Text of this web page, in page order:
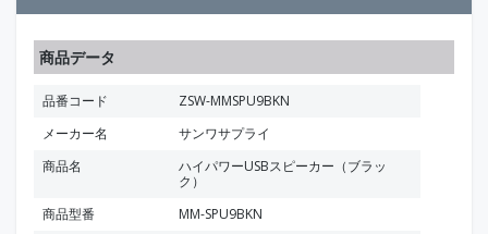
商品データ
品番コード
ZSW-MMSPU9BKN
メーカー名
サンワサプライ
商品名
ハイパワーUSBスピーカー（ブラッ
ク）
商品型番
MM-SPU9BKN